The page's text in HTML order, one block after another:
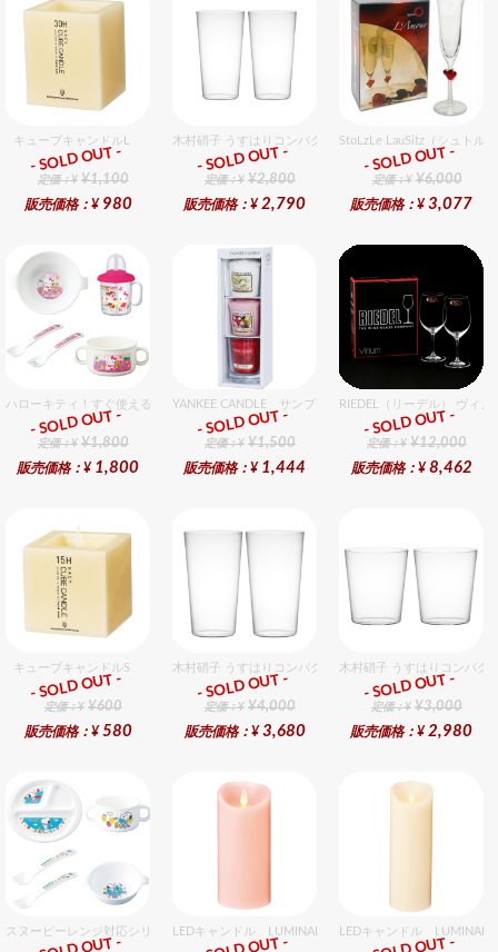
キューブキャンドルL
ギフト
定価：¥ ¥1,100
販売価格：¥ 980
- SOLD OUT -
木村硝子 うすはりコンパクト320cc タンブラーグラスギ
ギフト
定価：¥ ¥2,800
販売価格：¥ 2,790
- SOLD OUT -
StoLzLe LauSitz（シュトル
ギフト
定価：¥ ¥6,000
販売価格：¥ 3,077
- SOLD OUT -
ハローキティ！すぐ使えるおめでとうセット（女の子用） セット販売商品です。
ギフト
定価：¥ ¥1,800
販売価格：¥ 1,800
- SOLD OUT -
YANKEE CANDLE サンプラー3個・ホルダーセット
ギフト
定価：¥ ¥1,500
販売価格：¥ 1,444
- SOLD OUT -
RIEDEL（リーデル） ヴィ
ギフト
定価：¥ ¥12,000
販売価格：¥ 8,462
- SOLD OUT -
キューブキャンドルS
ギフト
定価：¥ ¥600
販売価格：¥ 580
- SOLD OUT -
木村硝子 うすはりコンパクト560cc タンブラーグラスギ
ギフト
定価：¥ ¥4,000
販売価格：¥ 3,680
- SOLD OUT -
木村硝子 うすはりコンパク
ギフト
定価：¥ ¥3,000
販売価格：¥ 2,980
- SOLD OUT -
スヌーピーレンジ対応シリーズセット セット販売商品です。
LEDキャンドル LUMINARA（ルミナラ） ピンク ピラ
LEDキャンドル